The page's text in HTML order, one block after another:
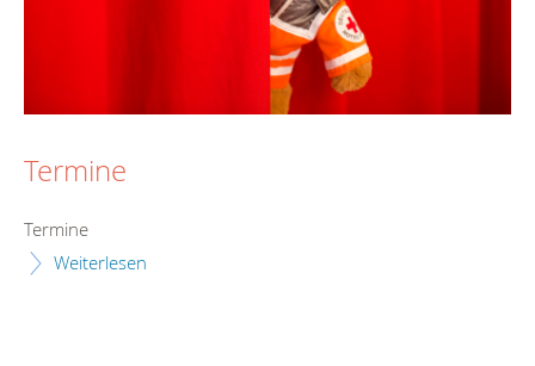
Termine
Termine
Weiterlesen